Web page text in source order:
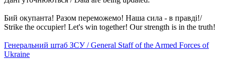
Бий окупанта! Разом переможемо! Наша сила - в правді!/
Strike the occupier! Let's win together! Our strength is in the truth!
Генеральний штаб ЗСУ / General Staff of the Armed Forces of
Ukraine